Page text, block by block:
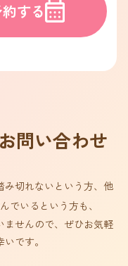
する
問い合わせ
み切れないという方、他
でいるという方も、
ませんので、ぜひお気軽
です。